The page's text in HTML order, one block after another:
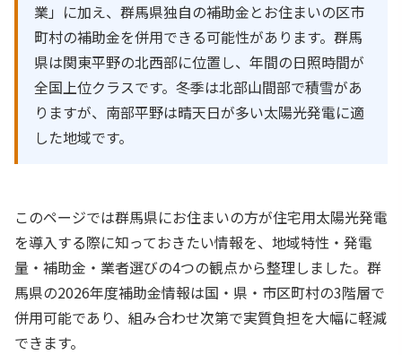
業」に加え、群馬県独自の補助金とお住まいの区市
町村の補助金を併用できる可能性があります。群馬
県は関東平野の北西部に位置し、年間の日照時間が
全国上位クラスです。冬季は北部山間部で積雪があ
りますが、南部平野は晴天日が多い太陽光発電に適
した地域です。
このページでは群馬県にお住まいの方が住宅用太陽光発電
を導入する際に知っておきたい情報を、地域特性・発電
量・補助金・業者選びの4つの観点から整理しました。群
馬県の2026年度補助金情報は国・県・市区町村の3階層で
併用可能であり、組み合わせ次第で実質負担を大幅に軽減
できます。